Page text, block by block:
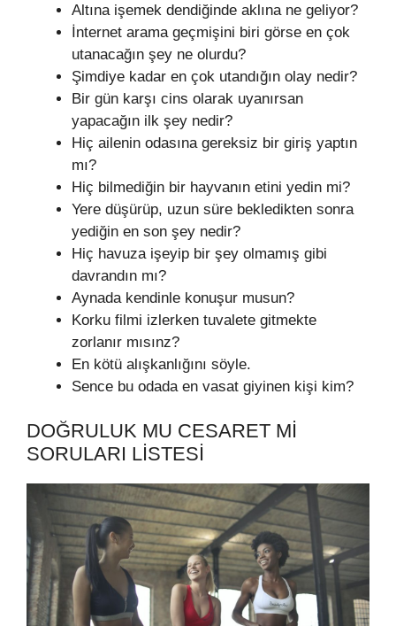
Altına işemek dendiğinde aklına ne geliyor?
İnternet arama geçmişini biri görse en çok
utanacağın şey ne olurdu?
Şimdiye kadar en çok utandığın olay nedir?
Bir gün karşı cins olarak uyanırsan
yapacağın ilk şey nedir?
Hiç ailenin odasına gereksiz bir giriş yaptın
mı?
Hiç bilmediğin bir hayvanın etini yedin mi?
Yere düşürüp, uzun süre bekledikten sonra
yediğin en son şey nedir?
Hiç havuza işeyip bir şey olmamış gibi
davrandın mı?
Aynada kendinle konuşur musun?
Korku filmi izlerken tuvalete gitmekte
zorlanır mısınz?
En kötü alışkanlığını söyle.
Sence bu odada en vasat giyinen kişi kim?
DOĞRULUK MU CESARET MI
SORULARI LISTESI